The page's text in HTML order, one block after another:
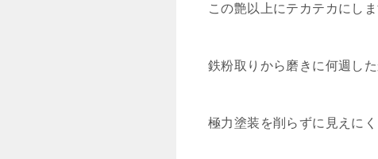
この艶以上にテカテカにしま
鉄粉取りから磨きに何週し
極力塗装を削らずに見えにく